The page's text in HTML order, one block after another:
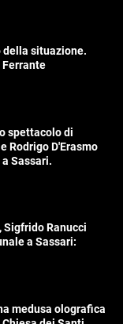
della situazione.
Ferrante
spettacolo di
Rodrigo D'Erasmo
Sassari.
Sigfrido Ranucci
a Sassari:
medusa olografica